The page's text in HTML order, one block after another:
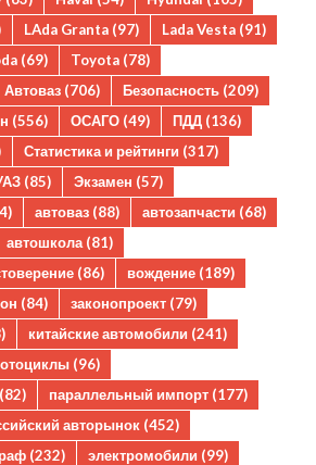
LAda Granta (97) Lada Vesta (91)
(69) Toyota (78)
Автоваз (706) Безопасность (209)
(556) ОСАГО (49) ПДД (136)
Статистика и рейтинги (317)
(85) Экзамен (57)
автоваз (88) автозапчасти (68)
автошкола (81)
(86) вождение (189)
(84) законопроект (79)
китайские автомобили (241)
(96)
(82) параллельный импорт (177)
авторынок (452)
(232) электромобили (99)